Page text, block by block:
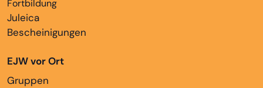
Fortbildung
Juleica
Bescheinigungen
EJW vor Ort
Gruppen